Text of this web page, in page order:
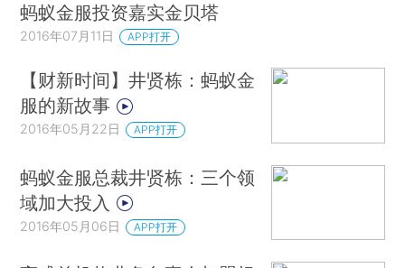
蚂蚁金服投资嘉实金贝塔
2016年07月11日 APP打开
【财新时间】井贤栋：蚂蚁金
服的新故事
2016年05月22日 APP打开
蚂蚁金服总裁井贤栋：三个领
域加大投入
2016年05月06日 APP打开